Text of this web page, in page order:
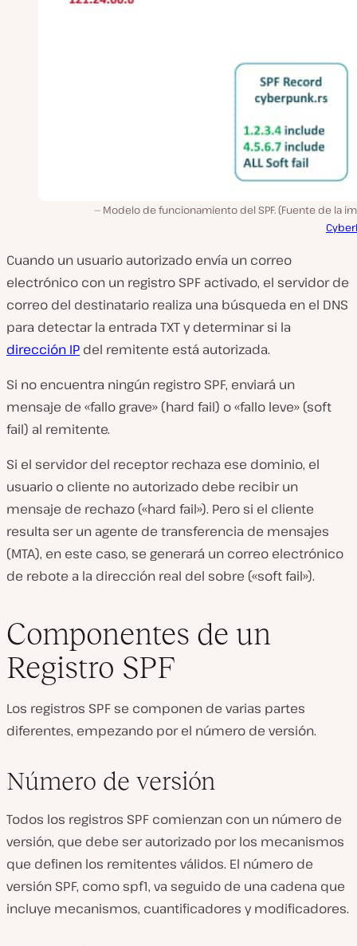
Modelo de funcionamiento del SPF. (Fuente de la
Cuando un usuario autorizado envía un correo
electrónico con un registro SPF activado, el servidor de
correo del destinatario realiza una búsqueda en el DNS
para detectar la entrada TXT y determinar si la
dirección IP del remitente está autorizada.
Si no encuentra ningún registro SPF, enviará un
mensaje de «fallo grave» (hard fail) o «fallo leve» (soft
fail) al remitente.
Si el servidor del receptor rechaza ese dominio, el
usuario o cliente no autorizado debe recibir un
mensaje de rechazo («hard fail»). Pero si el cliente
resulta ser un agente de transferencia de mensajes
(MTA), en este caso, se generará un correo electrónico
de rebote a la dirección real del sobre («soft fail»).
Componentes de un
Registro SPF
Los registros SPF se componen de varias partes
diferentes, empezando por el número de versión.
Número de versión
Todos los registros SPF comienzan con un número de
versión, que debe ser autorizado por los mecanismos
que definen los remitentes válidos. El número de
versión SPF, como spf1, va seguido de una cadena que
incluye mecanismos, cuantificadores y modificadores.